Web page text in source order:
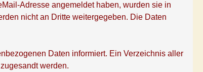
Adresse angemeldet haben, wurden sie in
nicht an Dritte weitergegeben. Die Daten
Daten informiert. Ein Verzeichnis aller
werden.